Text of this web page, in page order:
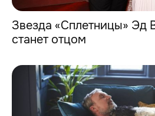
Звезда «Сплетницы» Эд
станет отцом